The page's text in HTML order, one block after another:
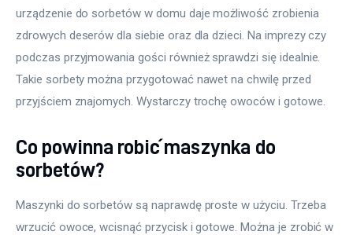
urządzenie do sorbetów w domu daje możliwość zrobienia
zdrowych deserów dla siebie oraz dla dzieci. Na imprezy czy
podczas przyjmowania gości również sprawdzi się idealnie.
Takie sorbety można przygotować nawet na chwilę przed
przyjściem znajomych. Wystarczy trochę owoców i gotowe.
Co powinna robić maszynka do
sorbetów?
Maszynki do sorbetów są naprawdę proste w użyciu. Trzeba
wrzucić owoce, wcisnąć przycisk i gotowe. Można je zrobić w